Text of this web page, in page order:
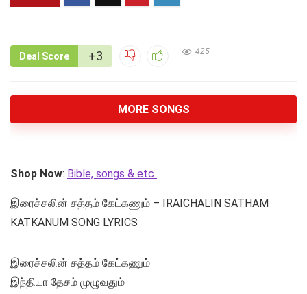
Deal Score +3 425
MORE SONGS
Shop Now: Bible, songs & etc
இரைச்சலின் சத்தம் கேட்கணும் – IRAICHALIN SATHAM
KATKANUM SONG LYRICS
இரைச்சலின் சத்தம் கேட்கணும்
இந்தியா தேசம் முழுவதும்